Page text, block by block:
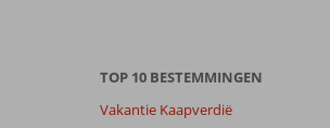
TOP 10 BESTEMMINGEN
Vakantie Kaapverdië